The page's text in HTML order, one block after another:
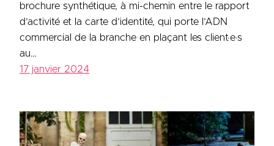
brochure synthétique, à mi-chemin entre le rapport
d’activité et la carte d’identité, qui porte l’ADN
commercial de la branche en plaçant les client·e·s
au…
17 janvier 2024